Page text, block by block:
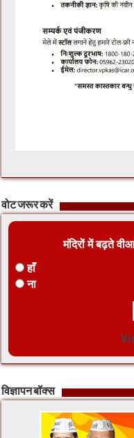
वोट जरूर करें
मंदिरों में बढ़ते
हाँ
ना
विज्ञापन बॉक्स